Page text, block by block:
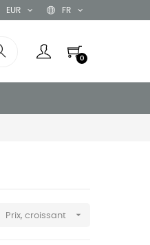
FR
EUR
0
Prix, croissant 